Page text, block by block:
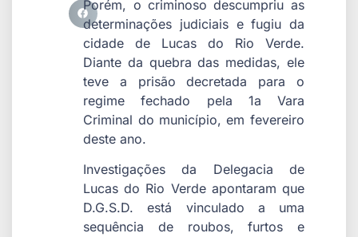
Porém, o criminoso descumpriu as
determinações judiciais e fugiu da
cidade de Lucas do Rio Verde.
Diante da quebra das medidas, ele
teve a prisão decretada para o
regime fechado pela 1a Vara
Criminal do município, em fevereiro
deste ano.
Investigações da Delegacia de
Lucas do Rio Verde apontaram que
D.G.S.D. está vinculado a uma
sequência de roubos, furtos e